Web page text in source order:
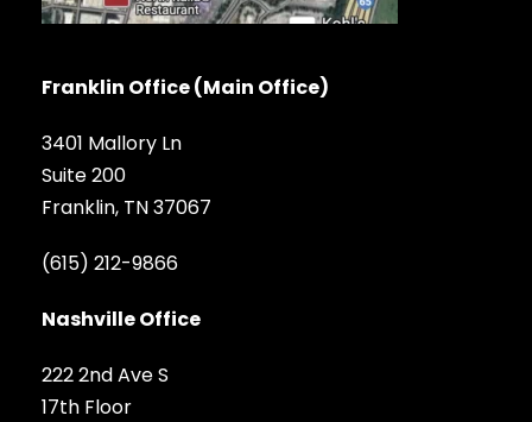
Franklin Office (Main Office)
3401 Mallory Ln
Suite 200
Franklin, TN 37067
(615) 212-9866
Nashville Office
222 2nd Ave S
17th Floor